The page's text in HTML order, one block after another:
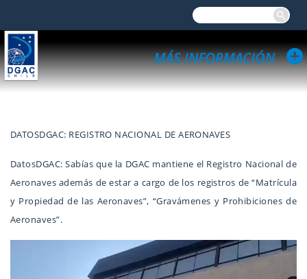
DATOSDGAC: REGISTRO NACIONAL DE AERONAVES
DatosDGAC: Sabías que la DGAC mantiene el Registro Nacional de
Aeronaves además de estar a cargo de los registros de “Matrícula
y Propiedad de las Aeronaves”, “Gravámenes y Prohibiciones de
Aeronaves”.